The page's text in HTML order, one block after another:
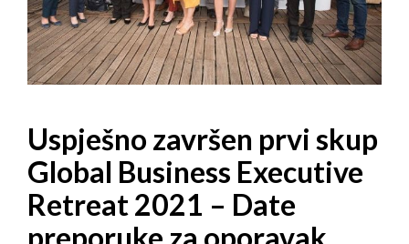
Uspješno završen prvi skup
Global Business Executive
Retreat 2021 – Date